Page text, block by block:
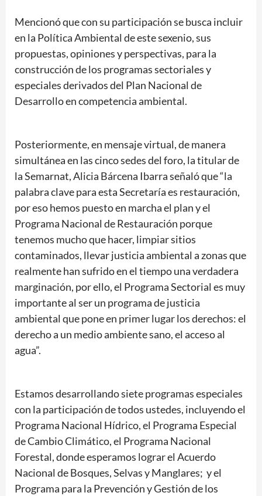
Mencionó que con su participación se busca incluir
en la Política Ambiental de este sexenio, sus
propuestas, opiniones y perspectivas, para la
construcción de los programas sectoriales y
especiales derivados del Plan Nacional de
Desarrollo en competencia ambiental.
Posteriormente, en mensaje virtual, de manera
simultánea en las cinco sedes del foro, la titular de
la Semarnat, Alicia Bárcena Ibarra señaló que “la
palabra clave para esta Secretaría es restauración,
por eso hemos puesto en marcha el plan y el
Programa Nacional de Restauración porque
tenemos mucho que hacer, limpiar sitios
contaminados, llevar justicia ambiental a zonas que
realmente han sufrido en el tiempo una verdadera
marginación, por ello, el Programa Sectorial es muy
importante al ser un programa de justicia
ambiental que pone en primer lugar los derechos: el
derecho a un medio ambiente sano, el acceso al
agua”.
Estamos desarrollando siete programas especiales
con la participación de todos ustedes, incluyendo el
Programa Nacional Hídrico, el Programa Especial
de Cambio Climático, el Programa Nacional
Forestal, donde esperamos lograr el Acuerdo
Nacional de Bosques, Selvas y Manglares; y el
Programa para la Prevención y Gestión de los